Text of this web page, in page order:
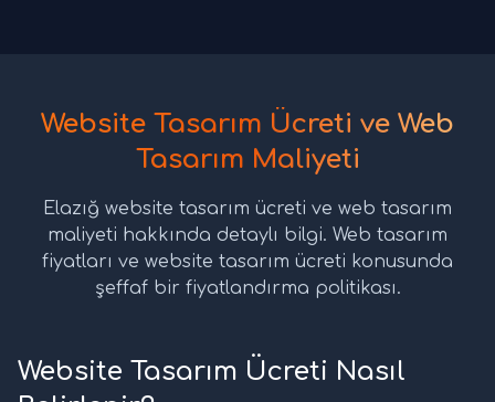
Website Tasarım Ücreti ve Web
Tasarım Maliyeti
Elazığ website tasarım ücreti ve web tasarım
maliyeti hakkında detaylı bilgi. Web tasarım
fiyatları ve website tasarım ücreti konusunda
şeffaf bir fiyatlandırma politikası.
Website Tasarım Ücreti Nasıl